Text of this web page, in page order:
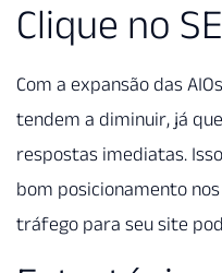
Clique no
Com a expansão das
tendem a diminuir, já
respostas imediatas.
bom posicionamento
tráfego para seu site